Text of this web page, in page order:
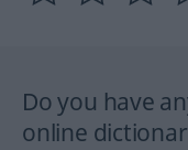
Do you have
online